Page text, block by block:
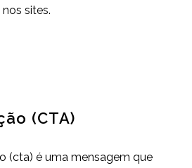
sites.
(CTA)
(cta) é uma mensagem que